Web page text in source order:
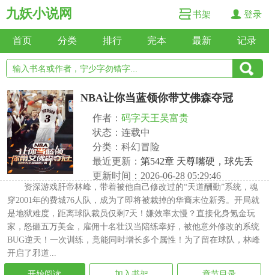
九妖小说网 书架 登录
首页 分类 排行 完本 最新 记录
NBA让你当蓝领你带艾佛森夺冠
作者： 码字天王吴富贵
状态：连载中
分类：科幻冒险
最近更新： 第542章 天尊嘴硬，球先丢
更新时间：2026-06-28 05:29:46
资深游戏肝帝林峰，带着被他自己修改过的“天道酬勤”系统，魂
穿2001年的费城76人队，成为了即将被裁掉的华裔末位新秀。开局就
是地狱难度，距离球队裁员仅剩7天！嫌效率太慢？直接化身氪金玩
家，怒砸五万美金，雇佣十名壮汉当陪练幸好，被他意外修改的系统
BUG逆天！一次训练，竟能同时增长多个属性！为了留在球队，林峰
开启了邪道...